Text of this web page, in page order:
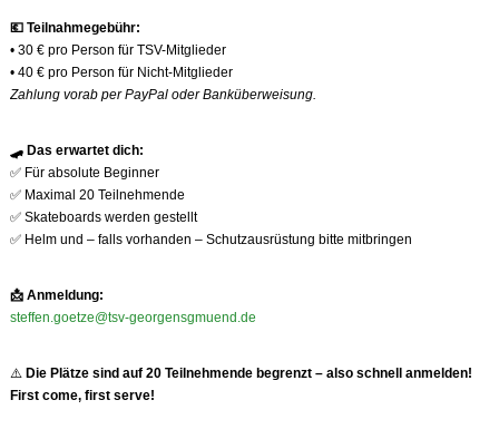
💶Teilnahmegebühr:
• 30 € pro Person für TSV-Mitglieder
• 40 € pro Person für Nicht-Mitglieder
Zahlung vorab per PayPal oder Banküberweisung.
🛹Das erwartet dich:
✅Für absolute Beginner
✅Maximal 20 Teilnehmende
✅Skateboards werden gestellt
✅Helm und – falls vorhanden – Schutzausrüstung bitte mitbringen
📩Anmeldung:
steffen.goetze@tsv-georgensgmuend.de
⚠️ Die Plätze sind auf 20 Teilnehmende begrenzt – also schnell anmelden!
First come, first serve!